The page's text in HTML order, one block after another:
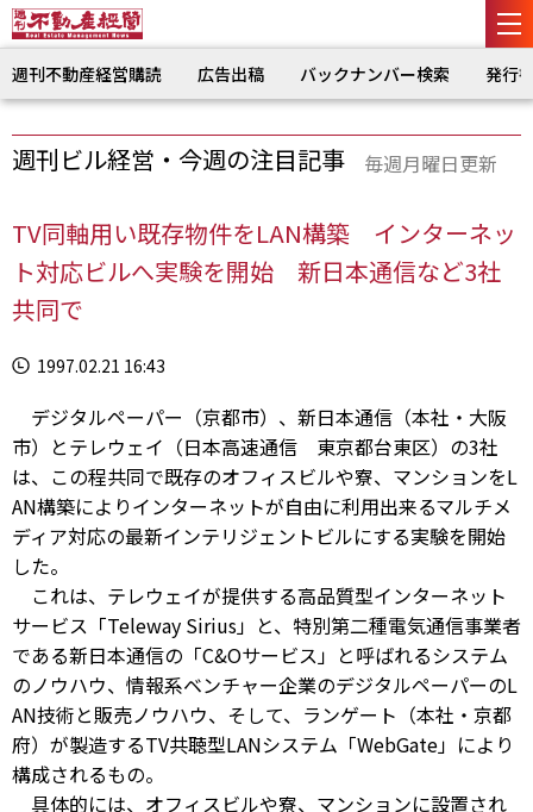
週刊不動産経営購読 広告出稿 バックナンバー検索 発行
週刊ビル経営・今週の注目記事 毎週月曜日更新
TV同軸用い既存物件をLAN構築 インターネッ
ト対応ビルへ実験を開始 新日本通信など3社
共同で
1997.02.21 16:43
デジタルペーパー（京都市）、新日本通信（本社・大阪
市）とテレウェイ（日本高速通信 東京都台東区）の3社
は、この程共同で既存のオフィスビルや寮、マンションをL
AN構築によりインターネットが自由に利用出来るマルチメ
ディア対応の最新インテリジェントビルにする実験を開始
した。
これは、テレウェイが提供する高品質型インターネット
サービス「Teleway Sirius」と、特別第二種電気通信事業者
である新日本通信の「C&Oサービス」と呼ばれるシステム
のノウハウ、情報系ベンチャー企業のデジタルペーパーのL
AN技術と販売ノウハウ、そして、ランゲート（本社・京都
府）が製造するTV共聴型LANシステム「WebGate」により
構成されるもの。
具体的には、オフィスビルや寮、マンションに設置され